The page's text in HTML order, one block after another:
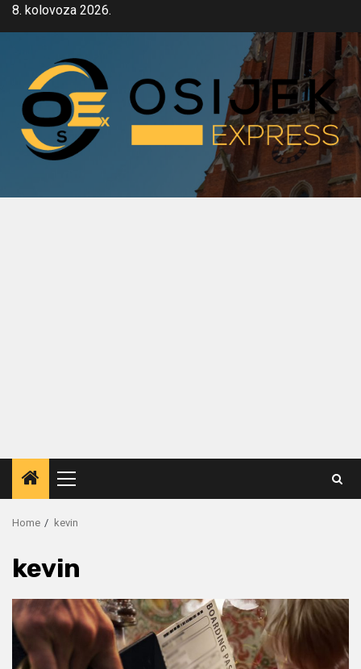
Skip8. kolovoza 2026.
Primary
Menu
Home kevin
kevin